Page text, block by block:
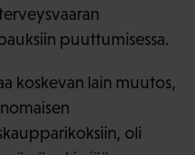
puuttumisessa.
koskevan lain muutos,
oli